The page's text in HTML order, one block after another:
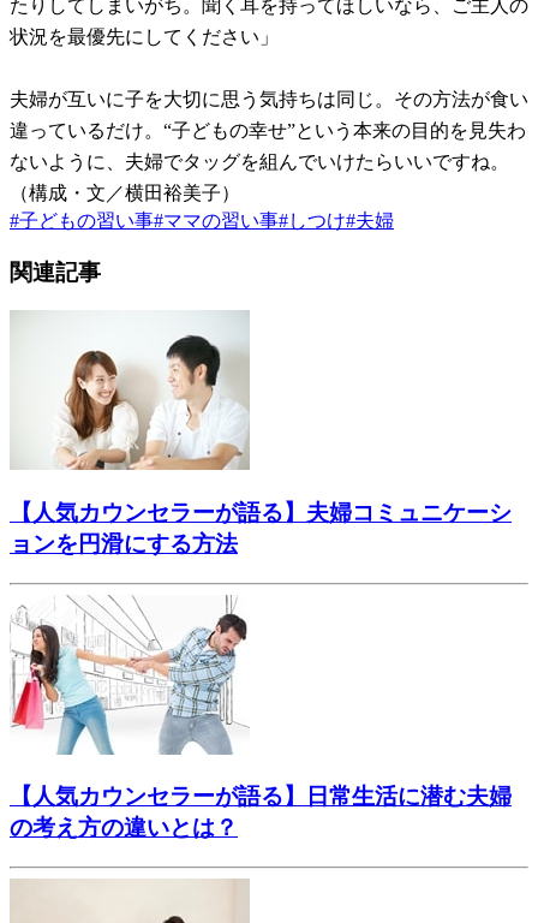
たりしてしまいがち。聞く耳を持ってほしいなら、ご主人の
状況を最優先にしてください」
夫婦が互いに子を大切に思う気持ちは同じ。その方法が食い
違っているだけ。“子どもの幸せ”という本来の目的を見失わ
ないように、夫婦でタッグを組んでいけたらいいですね。
（構成・文／横田裕美子）
#子どもの習い事#ママの習い事#しつけ#夫婦
関連記事
【人気カウンセラーが語る】夫婦コミュニケーシ
ョンを円滑にする方法
【人気カウンセラーが語る】日常生活に潜む夫婦
の考え方の違いとは？